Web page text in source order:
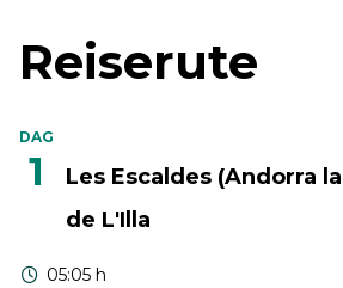
Reiserute
DAG
1
Les Escaldes (Andorra
de L'Illa
05:05 h